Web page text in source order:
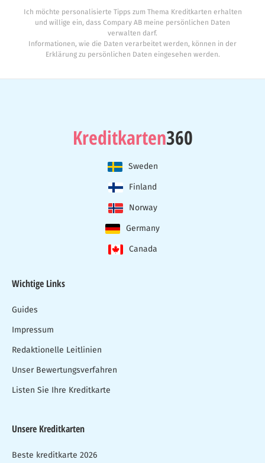
Ich möchte personalisierte Tipps zum Thema Kreditkarten erhalten
und willige ein, dass Compary AB meine persönlichen Daten
verwalten darf.
Informationen, wie die Daten verarbeitet werden, können in der
Erklärung zu persönlichen Daten eingesehen werden.
Kreditkarten360
Sweden
Finland
Norway
Germany
Canada
Wichtige Links
Guides
Impressum
Redaktionelle Leitlinien
Unser Bewertungsverfahren
Listen Sie Ihre Kreditkarte
Unsere Kreditkarten
Beste kreditkarte 2026